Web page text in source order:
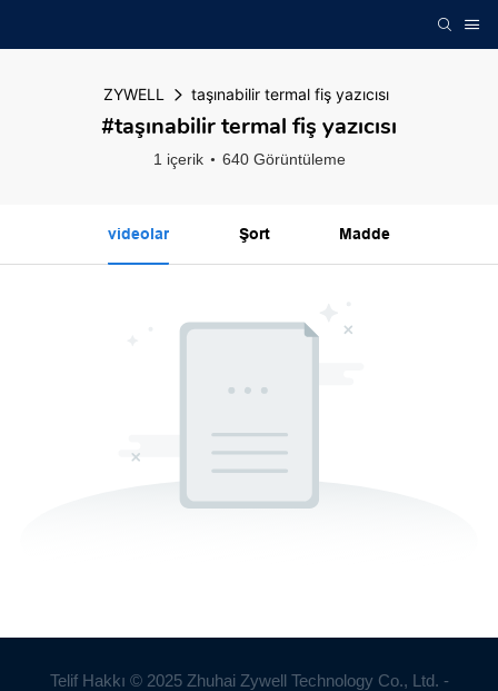
ZYWELL taşınabilir termal fiş yazıcısı
#taşınabilir termal fiş yazıcısı
1 içerik 640 Görüntüleme
videolar Şort Madde
Telif Hakkı © 2025 Zhuhai Zywell Technology Co., Ltd. -